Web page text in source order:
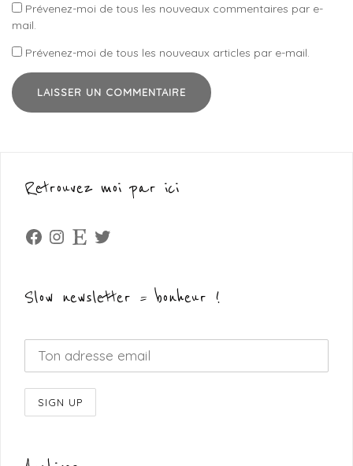
Prévenez-moi de tous les nouveaux commentaires par e-
mail.
Prévenez-moi de tous les nouveaux articles par e-mail.
Retrouvez moi par ici
Facebook
Instagram
Etsy Twitter
Slow newsletter = bonheur !